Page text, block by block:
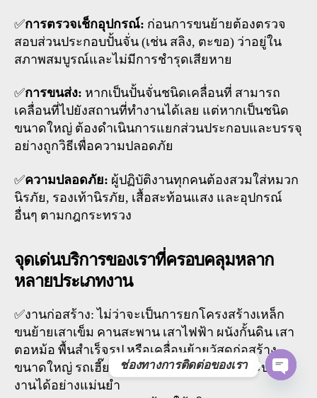
✅การตรวจเช็กอุปกรณ์: ก่อนการขนย้ายต้องตรวจ
สอบส่วนประกอบปั้นจั่น (เช่น สลิง, ตะขอ) ว่าอยู่ใน
สภาพสมบูรณ์และไม่มีการชำรุดเสียหาย
✅การขนส่ง: หากเป็นปั้นจั่นชนิดเคลื่อนที่ สามารถ
เคลื่อนที่ไปยังสถานที่ทำงานได้เลย แต่หากเป็นชนิด
ขนาดใหญ่ ต้องดำเนินการแยกส่วนประกอบและบรรจุ
อย่างถูกวิธีเพื่อความปลอดภัย
✅ความปลอดภัย: ผู้ปฏิบัติงานทุกคนต้องสวมใส่หมวก
นิรภัย, รองเท้านิรภัย, เสื้อสะท้อนแสง และอุปกรณ์
อื่นๆ ตามกฎกระทรวง
จุดเด่นบริการของเราที่ครอบคลุมหลาก
หลายประเภทงาน
✅งานก่อสร้าง: ไม่ว่าจะเป็นการยกโครงสร้างเหล็ก
ขนย้ายเสาเข็ม คานสะพาน เสาไฟฟ้า ผนังกั้นดิน เสา
ตอหม้อ พื้นสำเร็จรูป หรือเคลื่อนย้ายวัสดุก่อสร้าง
ขนาดใหญ่ รถเฮี๊ยบของเราสามารถเข้าถึงและปฏิบัติ
งานได้อย่างแม่นยำ
ช่องทางการติดต่อของเรา